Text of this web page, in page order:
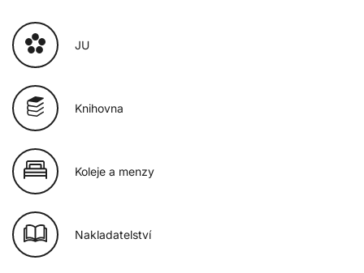
JU
Knihovna
Koleje a menzy
Nakladatelství